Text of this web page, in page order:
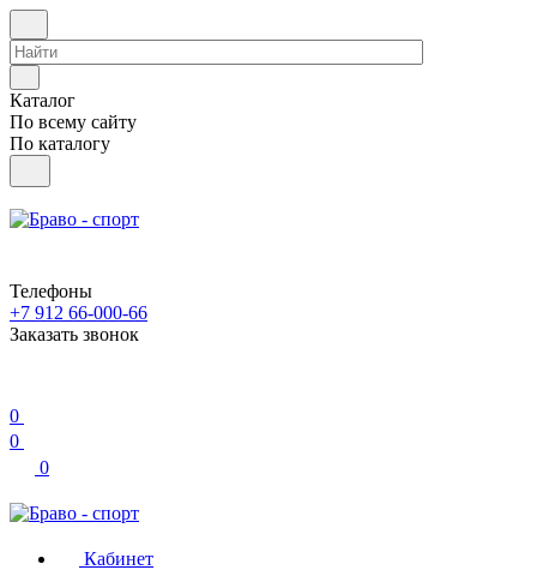
Каталог
По всему сайту
По каталогу
Телефоны
+7 912 66-000-66
Заказать звонок
0
0
0
Кабинет